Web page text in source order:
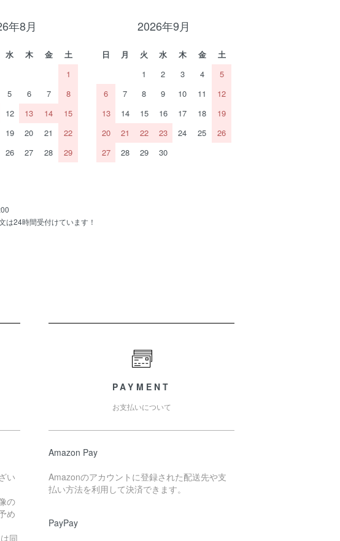
年8月
水 木 金
土
1
5 6 7
8
12 13 14
15
19 20 21
22
26 27 28
29
2026年9月
日 月 火 水 木 金
土
1
2 3 4
5
6
7 8 9 10 11
12
13
14 15 16 17 18
19
20
21 22 23 24 25
26
27
28 29 30
は24時間受付けています！
い
の
め
同
PAYMENT
お支払いについて
Amazon Pay
Amazonのアカウントに登録された配送先や支
払い方法を利用して決済できます。
PayPay